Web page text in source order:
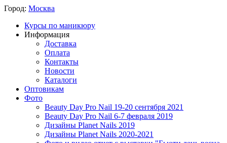
Город: Москва
Курсы по маникюру
Информация
Доставка
Оплата
Контакты
Новости
Каталоги
Оптовикам
Фото
Beauty Day Pro Nail 19-20 сентября 2021
Beauty Day Pro Nail 6-7 февраля 2019
Дизайны Planet Nails 2019
Дизайны Planet Nails 2020-2021